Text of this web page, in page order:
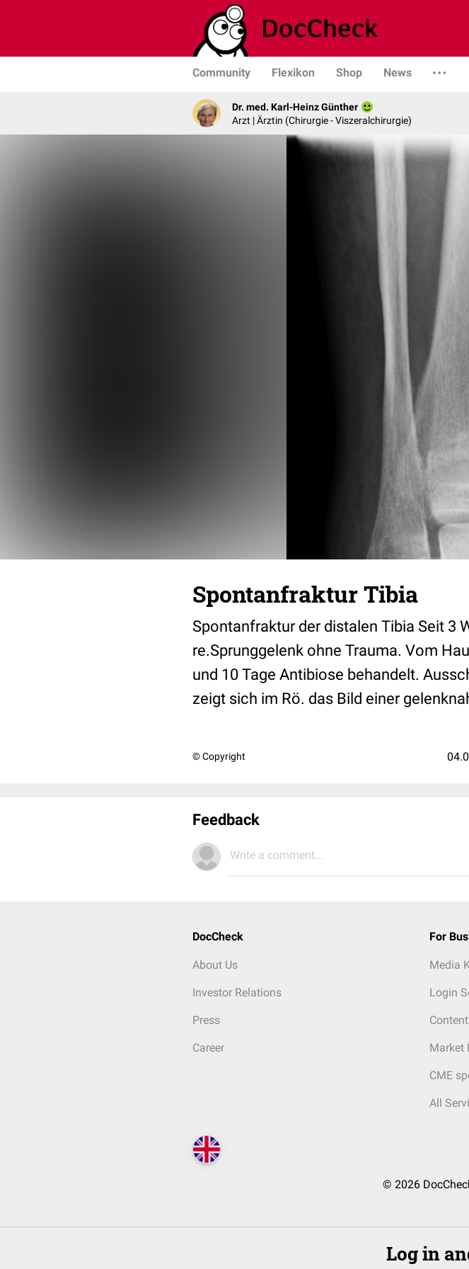
Community Flexikon Shop News
Dr. med. Karl-Heinz Günther
Arzt | Ärztin (Chirurgie - Viszeralchirurgie)
Spontanfraktur Tibia
Spontanfraktur der distalen Tibia Seit 3
re.Sprunggelenk ohne Trauma. Vom
und 10 Tage Antibiose behandelt.
zeigt sich im Rö. das Bild einer
© Copyright
Feedback
Write a comment...
DocCheck
About Us
Investor Relations
Press
Career
For
Media
Login
Market
CME
All
© 2026
Log in